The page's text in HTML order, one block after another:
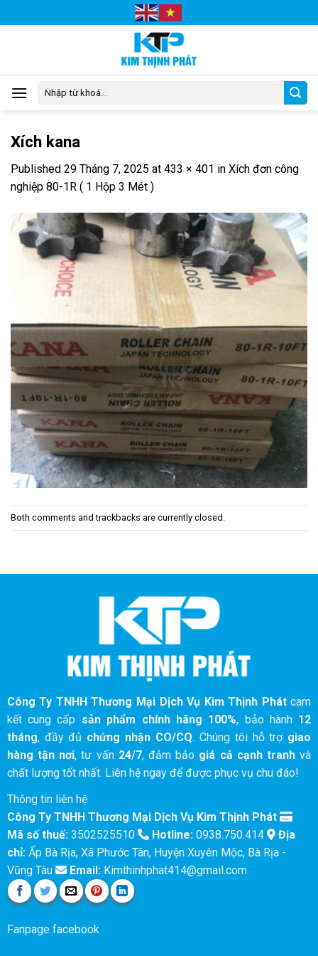
to
Tìm
kiếm:
Xích kana
Published 29 Tháng 7, 2025 at 433 × 401 in Xích đơn công
nghiệp 80-1R ( 1 Hộp 3 Mét )
Both comments and trackbacks are currently closed.
Công Ty TNHH Thương Mại Dịch Vụ Kim Thịnh Phátcam
kết cung cấp sản phẩm chính hãng 100%, bảo hành 12
tháng, đầy đủ chứng nhận CO/CQ. Chúng tôi hỗ trợ giao
hàng tận nơi, tư vấn 24/7, đảm bảo giá cả cạnh tranh và
chất lượng tốt nhất. Liên hệ ngay để được phục vụ chu đáo!
Thông tin liên hệ
Công Ty TNHH Thương Mại Dịch Vụ Kim Thịnh Phát
Mã số thuế:3502525510 Hotline:0938.750.414
Địa
chỉ:Ấp Bà Rịa, Xã Phước Tân, Huyện Xuyên Mộc, Bà Rịa -
Vũng Tàu
Email:Kimthinhphat414@gmail.com
Fanpage facebook